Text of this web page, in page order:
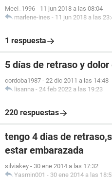
Meel_1996 - 11 jun 2018 a las 08:04
marlene-ines - 11 jun 2018 a las
1 respuesta
5 días de retraso y
cordoba1987 - 22 dic 2011 a las 14:48
lisanna - 24 feb 2022 a las 19:23
220 respuestas
tengo 4 dias de
estar embarazada
silviakey - 30 ene 2014 a las 17:32
Yasmin001 - 30 ene 2014 a las